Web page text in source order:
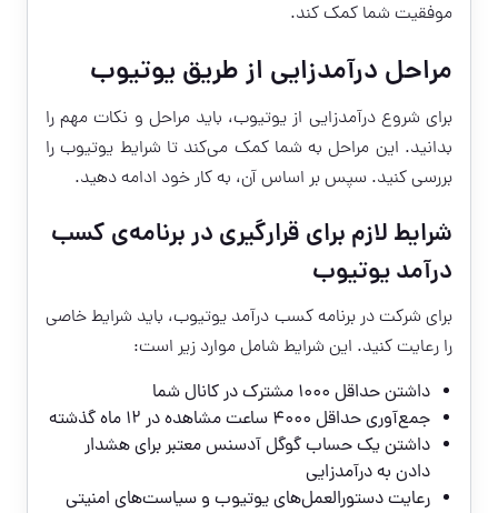
موفقیت شما کمک کند.
مراحل درآمدزایی از طریق یوتیوب
برای شروع درآمدزایی از یوتیوب، باید مراحل و نکات مهم را
بدانید. این مراحل به شما کمک می‌کند تا شرایط یوتیوب را
بررسی کنید. سپس بر اساس آن، به کار خود ادامه دهید.
شرایط لازم برای قرارگیری در برنامه‌ی کسب
درآمد یوتیوب
برای شرکت در برنامه کسب درآمد یوتیوب، باید شرایط خاصی
را رعایت کنید. این شرایط شامل موارد زیر است:
داشتن حداقل ۱۰۰۰ مشترک در کانال شما
جمع‌آوری حداقل ۴۰۰۰ ساعت مشاهده در ۱۲ ماه گذشته
داشتن یک حساب گوگل آدسنس معتبر برای هشدار
دادن به درآمدزایی
رعایت دستورالعمل‌های یوتیوب و سیاست‌های امنیتی